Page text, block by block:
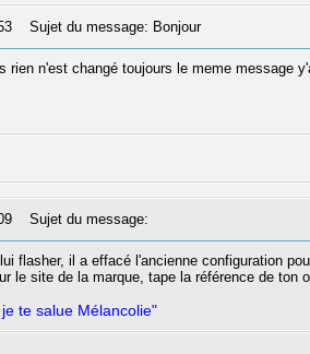
Sujet du message: Bonjour
rien n'est changé toujours le meme message
Sujet du message:
flasher, il a effacé l'ancienne configuration
le site de la marque, tape la référence de ton
te salue Mélancolie"